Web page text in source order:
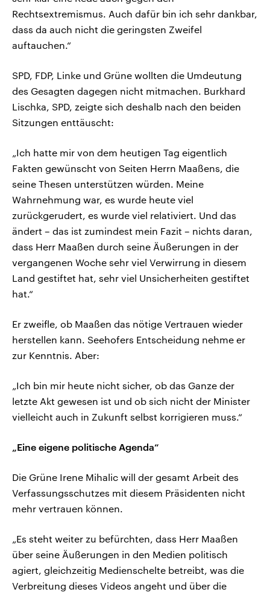
Rechtsextremismus. Auch dafür bin ich sehr dankbar,
dass da auch nicht die geringsten Zweifel
auftauchen.“
SPD, FDP, Linke und Grüne wollten die Umdeutung
des Gesagten dagegen nicht mitmachen. Burkhard
Lischka, SPD, zeigte sich deshalb nach den beiden
Sitzungen enttäuscht:
„Ich hatte mir von dem heutigen Tag eigentlich
Fakten gewünscht von Seiten Herrn Maaßens, die
seine Thesen unterstützen würden. Meine
Wahrnehmung war, es wurde heute viel
zurückgerudert, es wurde viel relativiert. Und das
ändert – das ist zumindest mein Fazit – nichts daran,
dass Herr Maaßen durch seine Äußerungen in der
vergangenen Woche sehr viel Verwirrung in diesem
Land gestiftet hat, sehr viel Unsicherheiten gestiftet
hat.“
Er zweifle, ob Maaßen das nötige Vertrauen wieder
herstellen kann. Seehofers Entscheidung nehme er
zur Kenntnis. Aber:
„Ich bin mir heute nicht sicher, ob das Ganze der
letzte Akt gewesen ist und ob sich nicht der Minister
vielleicht auch in Zukunft selbst korrigieren muss.“
„Eine eigene politische Agenda“
Die Grüne Irene Mihalic will der gesamt Arbeit des
Verfassungsschutzes mit diesem Präsidenten nicht
mehr vertrauen können.
„Es steht weiter zu befürchten, dass Herr Maaßen
über seine Äußerungen in den Medien politisch
agiert, gleichzeitig Medienschelte betreibt, was die
Verbreitung dieses Videos angeht und über die